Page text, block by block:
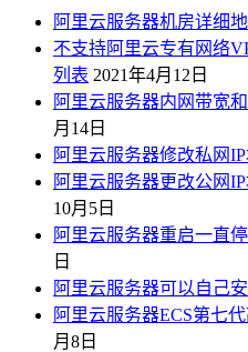
阿里云服务器机房详细
不支持阿里云专有网络
列表 2021年4月12日
阿里云服务器内网带宽
月14日
阿里云服务器修改私网
阿里云服务器更改公网
10月5日
阿里云服务器重启一直
日
阿里云服务器可以自己
阿里云服务器ECS第七
月8日